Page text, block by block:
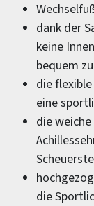
dank der
keine
bequem
die
eine
die
die